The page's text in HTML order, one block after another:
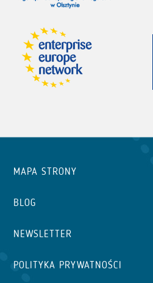
MAPA STRONY
BLOG
NEWSLETTER
POLITYKA PRYWATNOŚCI